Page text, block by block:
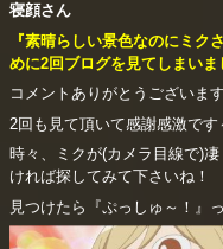
寝顔さん
『素晴らしい景色なのにミク
めに2回ブログを見てしまいま
コメントありがとうございま
2回も見て頂いて感謝感激で
時々、ミクが(カメラ目線で)
ければ探してみて下さいね！
見つけたら『ぷっしゅ～！』